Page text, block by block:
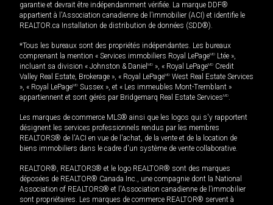
garantie et devrait être indépendamment vérifiée. La marque DDF®
appartient à l'Association canadienne de l’immobilier (ACI) et identifie le
REALTOR.ca Installation de distribution de données (SDD®).
*Tous les bureaux sont des propriétés indépendantes. Les bureaux
comprenant la mention « Services immobiliers Royal LePageMD Ltée »,
incluant sa division « Johnston & Daniel MD », « Royal LePageMD Credit
Valley Real Estate, Brokerage », « Royal LePageMD West Real Estate Services
», « Royal LePageMD Sussex », et « Les immeubles Mont-Tremblant »
appartiennent et sont gérés par Bridgemarq Real Estate ServicesMD.
Les marques de commerce MLS® ainsi que les logos qui s'y rapportent
désignent les services professionnels rendus par les membres
REALTORS® de l'ACI en vue de l'achat, de la vente et de la location de
biens immobiliers dans le cadre d'un système de vente collaborative.
REALTOR®, REALTORS® et le logo REALTOR® sont des marques
déposées de REALTOR® Canada Inc., une compagnie dont la National
Association of REALTORS® et l'Association canadienne de l’immobilier
sont propriétaires. Les marques de commerce REALTOR® servent à